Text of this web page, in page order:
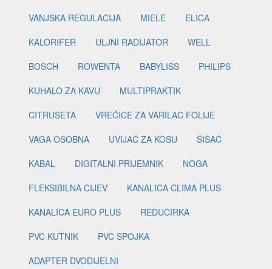
VANJSKA REGULACIJA
MIELE
ELICA
KALORIFER
ULJNI RADIJATOR
WELL
BOSCH
ROWENTA BABYLISS
PHILIPS
KUHALO ZA KAVU
MULTIPRAKTIK
CITRUSETA
VREĆICE ZA VARILAC FOLIJE
VAGA OSOBNA
UVIJAČ ZA KOSU
ŠIŠAČ
KABAL
DIGITALNI PRIJEMNIK
NOGA
FLEKSIBILNA CIJEV
KANALICA CLIMA PLUS
KANALICA EURO PLUS
REDUCIRKA
PVC KUTNIK
PVC SPOJKA
ADAPTER DVODIJELNI